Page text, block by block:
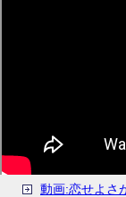
動画:恋せよ